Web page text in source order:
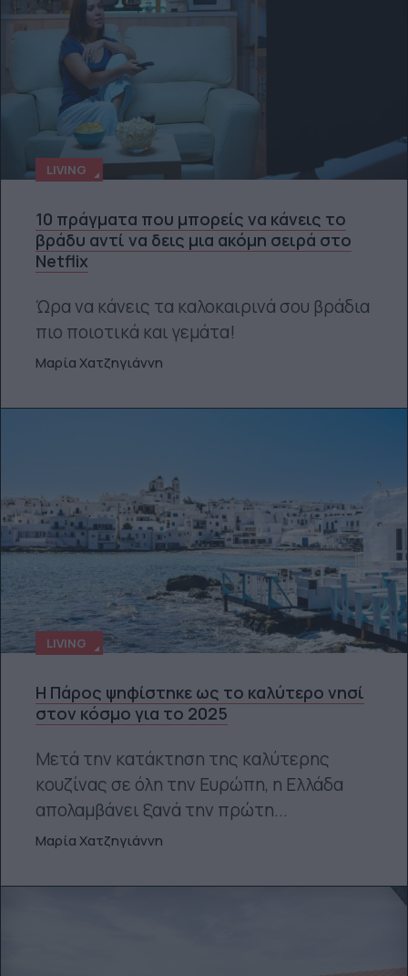
LIVING
10 πράγματα που μπορείς να κάνεις το
βράδυ αντί να δεις μια ακόμη σειρά στο
Netflix
Ώρα να κάνεις τα καλοκαιρινά σου βράδια
πιο ποιοτικά και γεμάτα!
Μαρία Χατζηγιάννη
LIVING
Η Πάρος ψηφίστηκε ως το καλύτερο νησί
στον κόσμο για το 2025
Μετά την κατάκτηση της καλύτερης
κουζίνας σε όλη την Ευρώπη, η Ελλάδα
απολαμβάνει ξανά την πρώτη...
Μαρία Χατζηγιάννη